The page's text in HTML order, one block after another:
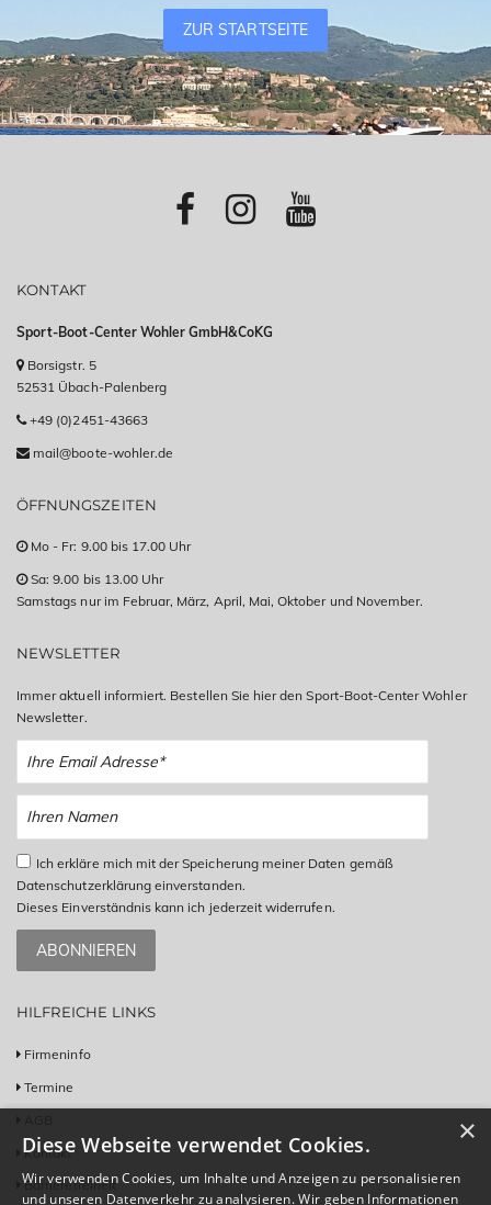
ZUR STARTSEITE
KONTAKT
Sport-Boot-Center Wohler GmbH&CoKG
Borsigstr. 5
52531 Übach-Palenberg
+49 (0)2451-43663
mail@boote-wohler.de
ÖFFNUNGSZEITEN
Mo - Fr: 9.00 bis 17.00 Uhr
Sa: 9.00 bis 13.00 Uhr
Samstags nur im Februar, März, April, Mai, Oktober und November.
NEWSLETTER
Immer aktuell informiert. Bestellen Sie hier den Sport-Boot-Center Wohler
Newsletter.
Ich erkläre mich mit der Speicherung meiner Daten gemäß
Datenschutzerklärung einverstanden.
Dieses Einverständnis kann ich jederzeit widerrufen.
ABONNIEREN
HILFREICHE LINKS
Firmeninfo
Termine
Kontakt
Barrierefreiheit
×
Diese Webseite verwendet Cookies.
Wir verwenden Cookies, um Inhalte und Anzeigen zu personalisieren
und unseren Datenverkehr zu analysieren. Wir geben Informationen